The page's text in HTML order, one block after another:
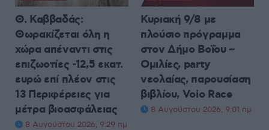
Θ. Καββαδάς:
Θωρακίζεται όλη η
χώρα απέναντι στις
επιζωοτίες -12,5 εκατ.
ευρώ επί πλέον στις
13 Περιφέρειες για
μέτρα βιοασφάλειας
8 Αυγούστου 2026, 9:29 πμ
Κυριακή 9/8 με
πλούσιο πρόγραμμα
στον Δήμο Βοΐου –
Ομιλίες, party
νεολαίας, παρουσίαση
βιβλίου, Voio Race
8 Αυγούστου 2026, 9:01 πμ